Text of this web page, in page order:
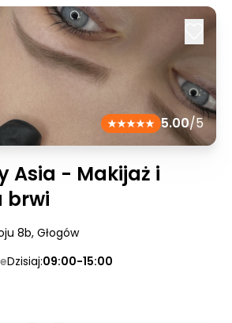
5.00/5
Asia - Makijaż i
brwi
8b, Głogów
Dzisiaj:09:00-15:00